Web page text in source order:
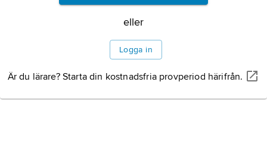
eller
Logga in
Är du lärare? Starta din kostnadsfria provperiod härifrån.